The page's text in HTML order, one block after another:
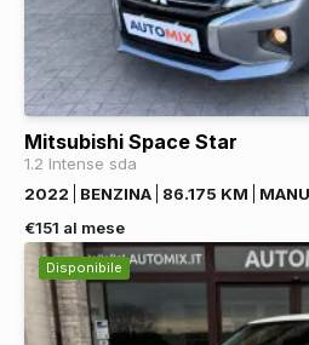
Mitsubishi Space Star
1.2 Intense sda
2022
BENZINA 86.175 KM
€151 al mese
Disponibile